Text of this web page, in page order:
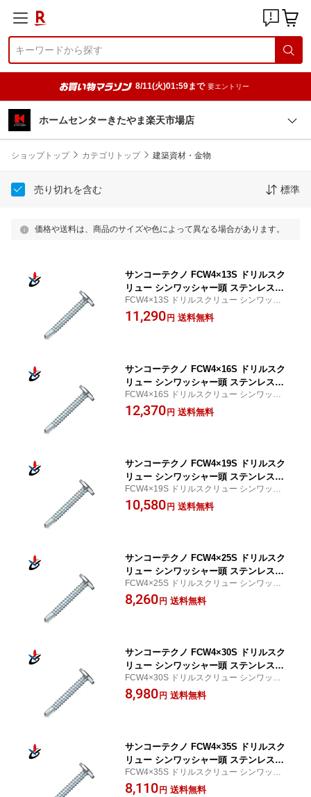
8/11(火)01:59まで 要エントリー
ホームセンターきたやま楽天市場店
ショップトップ カテゴリトップ 建築資材・金物
売り切れを含む 標準
価格や送料は、商品のサイズや色によって異なる場合があります。
サンコーテクノ FCW4×13S ドリルスク
リュー シンワッシャー頭 ステンレス製
並目 1000本入
FCW4×13S ドリルスクリュー シンワッシ
ャー頭 ステンレス製 並目 1000本入
11,290 円 送料無料
サンコーテクノ FCW4×16S ドリルスク
リュー シンワッシャー頭 ステンレス製
並目 1000本入
FCW4×16S ドリルスクリュー シンワッシ
ャー頭 ステンレス製 並目 1000本入
12,370 円 送料無料
サンコーテクノ FCW4×19S ドリルスク
リュー シンワッシャー頭 ステンレス製
並目 800本入
FCW4×19S ドリルスクリュー シンワッシ
ャー頭 ステンレス製 並目 800本入
10,580 円 送料無料
サンコーテクノ FCW4×25S ドリルスク
リュー シンワッシャー頭 ステンレス製
並目 500本入
FCW4×25S ドリルスクリュー シンワッシ
ャー頭 ステンレス製 並目 500本入
8,260 円 送料無料
サンコーテクノ FCW4×30S ドリルスク
リュー シンワッシャー頭 ステンレス製
並目 500本入
FCW4×30S ドリルスクリュー シンワッシ
ャー頭 ステンレス製 並目 500本入
8,980 円 送料無料
サンコーテクノ FCW4×35S ドリルスク
リュー シンワッシャー頭 ステンレス製
並目 400本入
FCW4×35S ドリルスクリュー シンワッシ
ャー頭 ステンレス製 並目 400本入
8,110 円 送料無料